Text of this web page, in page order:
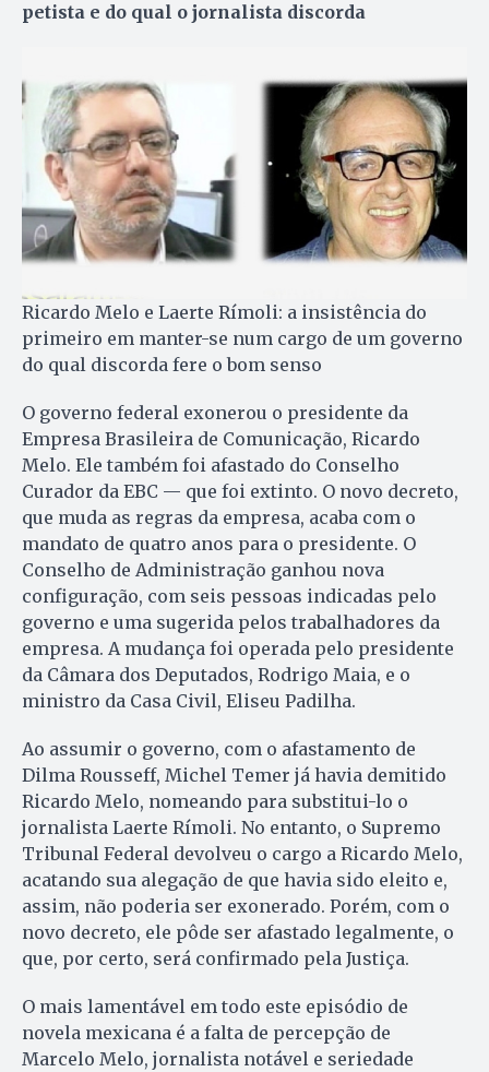
petista e do qual o jornalista discorda
Ricardo Melo e Laerte Rímoli: a insistência do
primeiro em manter-se num cargo de um governo
do qual discorda fere o bom senso
O governo federal exonerou o presidente da
Empresa Brasileira de Comunicação, Ricardo
Melo. Ele também foi afastado do Conselho
Curador da EBC — que foi extinto. O novo decreto,
que muda as regras da empresa, acaba com o
mandato de quatro anos para o presidente. O
Conselho de Administração ganhou nova
configuração, com seis pessoas indicadas pelo
governo e uma sugerida pelos trabalhadores da
empresa. A mudança foi operada pelo presidente
da Câmara dos Deputados, Rodrigo Maia, e o
ministro da Casa Civil, Eliseu Padilha.
Ao assumir o governo, com o afastamento de
Dilma Rousseff, Michel Temer já havia demitido
Ricardo Melo, nomeando para substitui-lo o
jornalista Laerte Rímoli. No entanto, o Supremo
Tribunal Federal devolveu o cargo a Ricardo Melo,
acatando sua alegação de que havia sido eleito e,
assim, não poderia ser exonerado. Porém, com o
novo decreto, ele pôde ser afastado legalmente, o
que, por certo, será confirmado pela Justiça.
O mais lamentável em todo este episódio de
novela mexicana é a falta de percepção de
Marcelo Melo, jornalista notável e seriedade